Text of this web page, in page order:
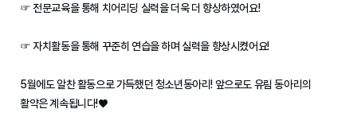
☞전문교육을 통해 치어리딩 실력을 더욱 더 향상하였어요!
☞자치활동을 통해 꾸준히 연습을 하며 실력을 향상시켰어요!
5월에도 알찬 활동으로 가득했던 청소년동아리! 앞으로도 유림 동아리의
활약은 계속됩니다!♥